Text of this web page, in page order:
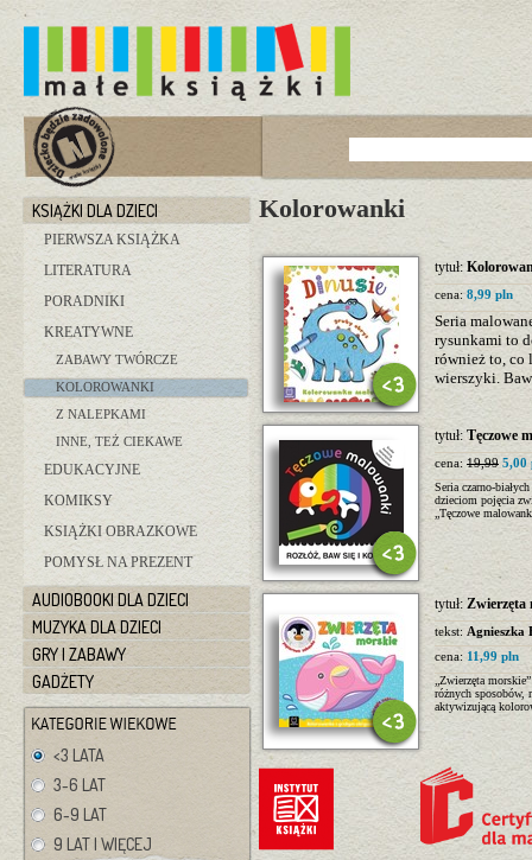
KSIĄŻKI DLA DZIECI
PIERWSZA KSIĄŻKA
LITERATURA
PORADNIKI
KREATYWNE
ZABAWY TWÓRCZE
KOLOROWANKI
Z NALEPKAMI
INNE, TEŻ CIEKAWE
EDUKACYJNE
KOMIKSY
KSIĄŻKI OBRAZKOWE
POMYSŁ NA PREZENT
AUDIOBOOKI DLA DZIECI
MUZYKA DLA DZIECI
GRY I ZABAWY
GADŻETY
<3 LATA
3-6 LAT
6-9 LAT
9 LAT I WIĘCEJ
Kolorowanki
tytuł:
cena:8,99 pln
Seria
rysunkami to
również to, co
wierszyki.
tytuł: Tęczowe
cena: 19,99 5,00
Seria czarno-
dzieciom pojęcia
„Tęczowe
tytuł: Zwierzęta
tekst: Agnieszka
cena: 11,99 pln
„Zwierzęta
różnych sposobów,
aktywizującą